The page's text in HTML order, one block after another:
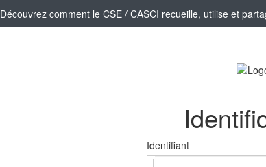
Découvrez comment le CSE / CASCI recueille, utilise et
Identifiant